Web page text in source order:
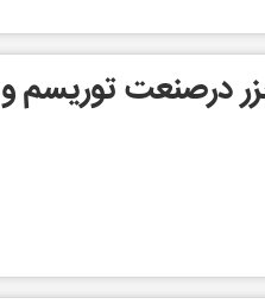
درصنعت توریسم و